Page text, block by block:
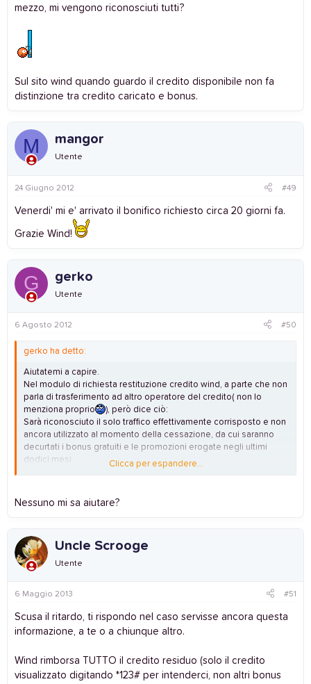
mezzo, mi vengono riconosciuti tutti?
Sul sito wind quando guardo il credito disponibile non fa
distinzione tra credito caricato e bonus.
M mangor
Utente
24 Giugno 2012 #49
Venerdi' mi e' arrivato il bonifico richiesto circa 20 giorni fa.
Grazie Wind!
G gerko
Utente
6 Agosto 2012 #50
gerko ha detto:
Aiutatemi a capire.
Nel modulo di richiesta restituzione credito wind, a parte che non
parla di trasferimento ad altro operatore del credito( non lo
menziona proprio
), però dice ciò:
Sarà riconosciuto il solo traffico effettivamente corrisposto e non
ancora utilizzato al momento della cessazione, da cui saranno
decurtati i bonus gratuiti e le promozioni erogate negli ultimi
dodici mesi.
Sul sito wind quando guardo il credito disponibile non fa
distinzione tra credito caricato e bonus.
Clicca per espandere...
Nessuno mi sa aiutare?
Uncle Scrooge
Utente
6 Maggio 2013 #51
Scusa il ritardo, ti rispondo nel caso servisse ancora questa
informazione, a te o a chiunque altro.
Wind rimborsa TUTTO il credito residuo (solo il credito
visualizzato digitando *123# per intenderci, non altri bonus